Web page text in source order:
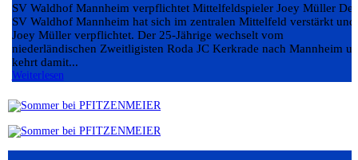
SV Waldhof Mannheim verpflichtet Mittelfeldspieler Joey Müller Der
SV Waldhof Mannheim hat sich im zentralen Mittelfeld verstärkt und
Joey Müller verpflichtet. Der 25-Jährige wechselt vom
niederländischen Zweitligisten Roda JC Kerkrade nach Mannheim
kehrt damit...
Weiterlesen